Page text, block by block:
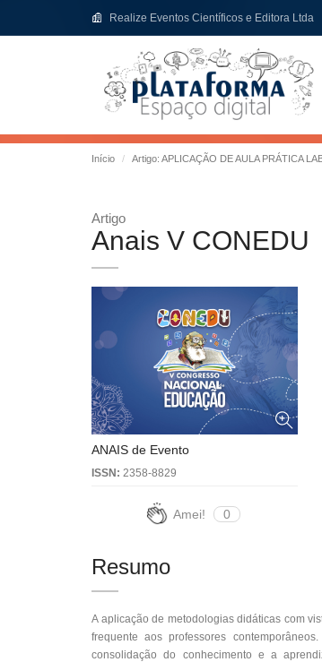
Realize Eventos Científicos e Editora Ltda
Início Artigo: APLICAÇÃO DE AULA PRÁTICA
Artigo
Anais V CONEDU
ANAIS de Evento
ISSN: 2358-8829
Amei! 0
Resumo
A aplicação de metodologias didáticas com
frequente aos professores
consolidação do conhecimento e a